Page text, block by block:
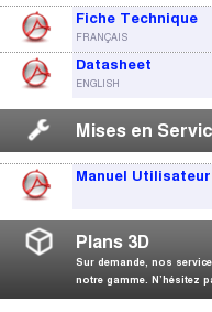
Fiche Technique
FRANÇAIS
Datasheet
ENGLISH
Mises en
Manuel Utilisateur
Plans 3D
Sur demande, nos
notre gamme. N’hésitez